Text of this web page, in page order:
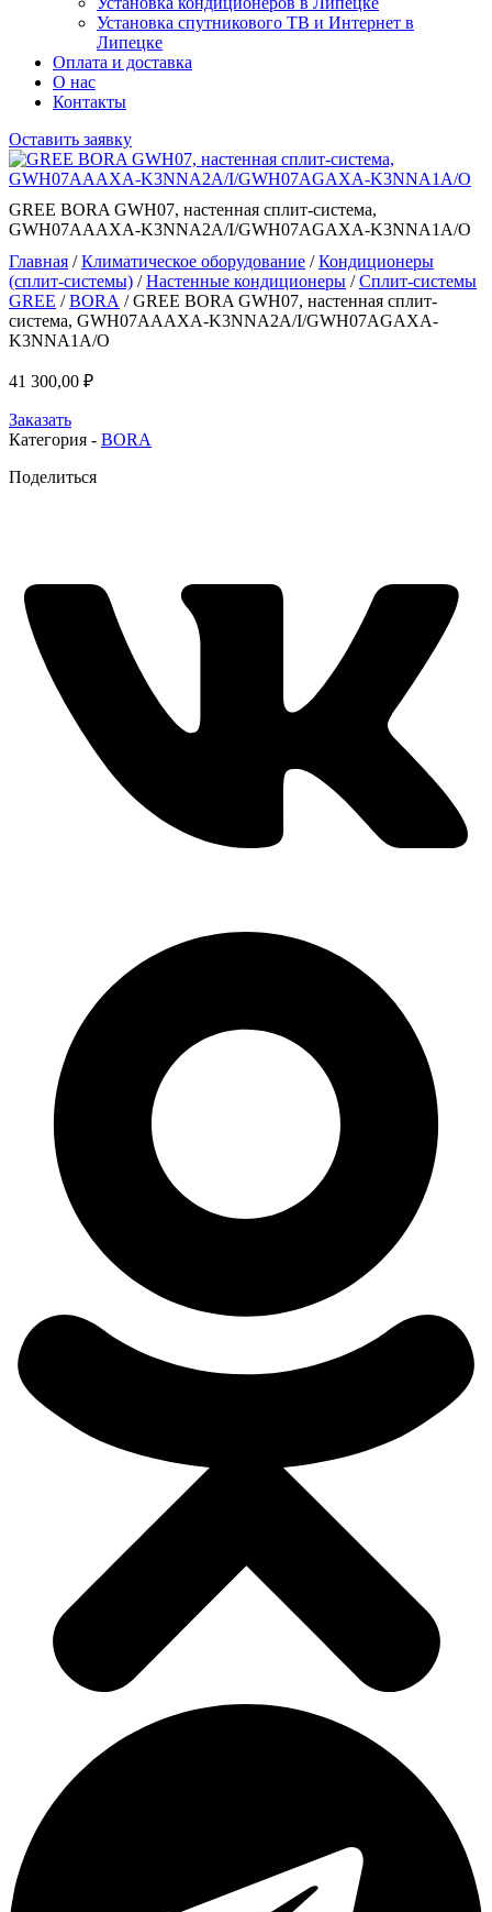
Установка спутникового ТВ и Интернет в
Липецке
Оплата и доставка
О нас
Контакты
Оставить заявку
GREE BORA GWH07, настенная сплит-система,
GWH07AAAXA-K3NNA2A/I/GWH07AGAXA-K3NNA1A/O
Главная /Климатическое оборудование /Кондиционеры
(сплит-системы) /Настенные кондиционеры /Сплит-системы
GREE /BORA / GREE BORA GWH07, настенная сплит-
система, GWH07AAAXA-K3NNA2A/I/GWH07AGAXA-
K3NNA1A/O
41 300,00 ₽
Заказать
Категория - BORA
Поделиться